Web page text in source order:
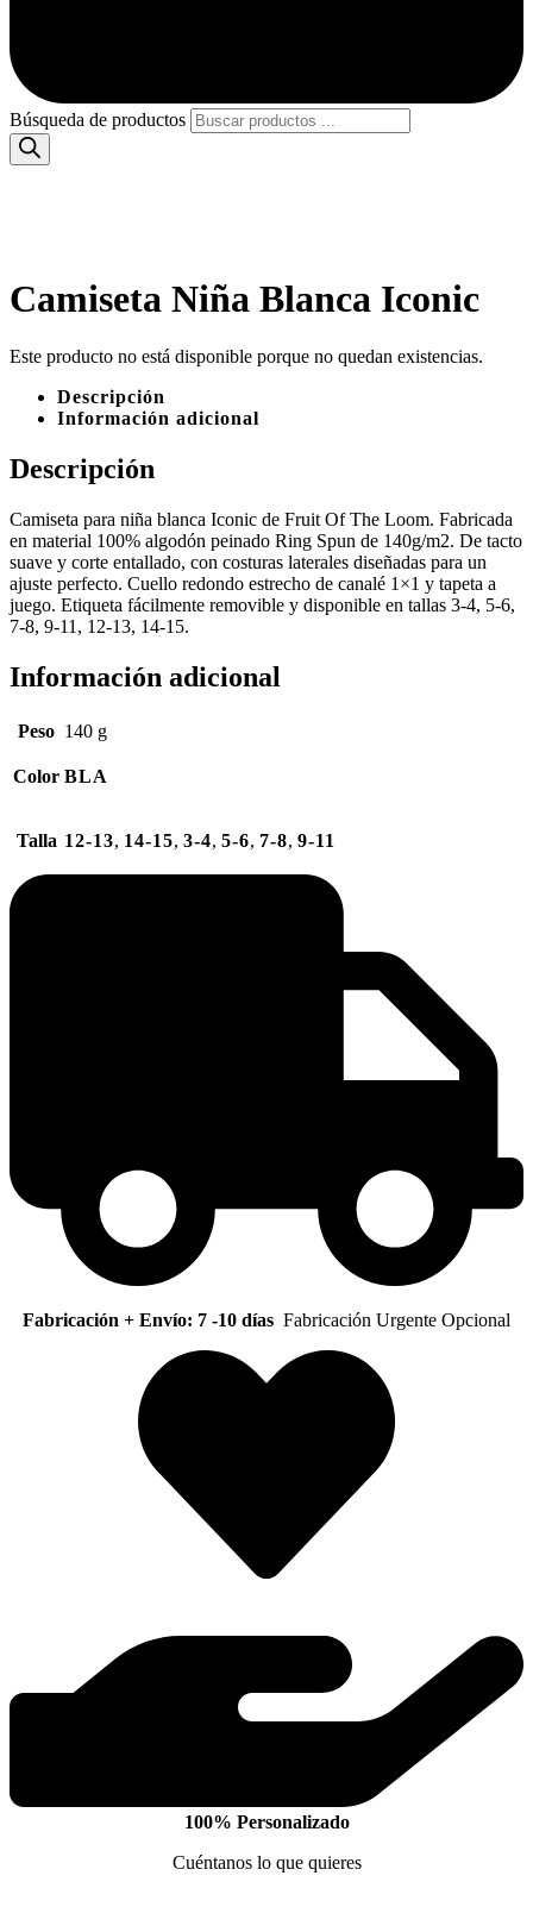
Búsqueda de productos
Camiseta Niña Blanca Iconic
Este producto no está disponible porque no quedan existencias.
Descripción
Información adicional
Descripción
Camiseta para niña blanca Iconic de Fruit Of The Loom. Fabricada
en material 100% algodón peinado Ring Spun de 140g/m2. De tacto
suave y corte entallado, con costuras laterales diseñadas para un
ajuste perfecto. Cuello redondo estrecho de canalé 1×1 y tapeta a
juego. Etiqueta fácilmente removible y disponible en tallas 3-4, 5-6,
7-8, 9-11, 12-13, 14-15.
Información adicional
Peso 140 g
Color BLA
Talla 12-13, 14-15, 3-4, 5-6, 7-8, 9-11
Fabricación + Envío: 7 -10 días Fabricación Urgente Opcional
100% Personalizado
Cuéntanos lo que quieres